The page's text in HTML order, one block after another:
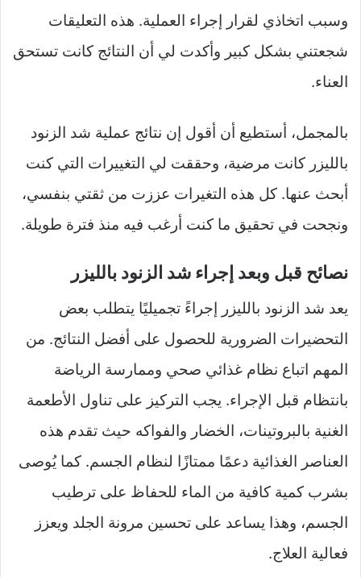
وسبب اتخاذي لقرار إجراء العملية. هذه التعليقات
شجعتني بشكل كبير وأكدت لي أن النتائج كانت تستحق
العناء.
بالمجمل، أستطيع أن أقول إن نتائج عملية شد الزنود
بالليزر كانت مرضية، وحققت لي التغييرات التي كنت
أبحث عنها. كل هذه التغيرات عززت من ثقتي بنفسي،
ونجحت في تحقيق ما كنت أرغب فيه منذ فترة طويلة.
نصائح قبل وبعد إجراء شد الزنود بالليزر
يعد شد الزنود بالليزر إجراءً تجميليًا يتطلب بعض
التحضيرات الضرورية للحصول على أفضل النتائج. من
المهم اتباع نظام غذائي صحي وممارسة الرياضة
بانتظام قبل الإجراء. يجب التركيز على تناول الأطعمة
الغنية بالبروتينات، الخضار والفواكه حيث تقدم هذه
العناصر الغذائية دعمًا ممتازًا لنظام الجسم. كما يُوصى
بشرب كمية كافية من الماء للحفاظ على ترطيب
الجسم، وهذا يساعد على تحسين مرونة الجلد ويعزز
فعالية العلاج.